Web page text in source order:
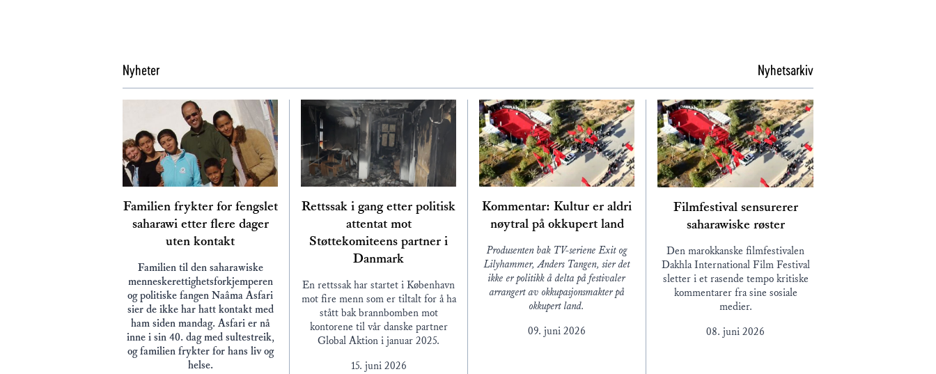
Nyheter Nyhetsarkiv
Familien frykter for fengslet
saharawi etter flere dager
uten kontakt
Familien til den saharawiske
menneskerettighetsforkjemperen
og politiske fangen Naâma Asfari
sier de ikke har hatt kontakt med
ham siden mandag. Asfari er nå
inne i sin 40. dag med sultestreik,
og familien frykter for hans liv og
helse.
Rettssak i gang etter politisk
attentat mot
Støttekomiteens partner i
Danmark
En rettssak har startet i København
mot fire menn som er tiltalt for å ha
stått bak brannbomben mot
kontorene til vår danske partner
Global Aktion i januar 2025.
15. juni 2026
Kommentar: Kultur er aldri
nøytral på okkupert land
Produsenten bak TV-seriene Exit og
Lilyhammer, Anders Tangen, sier det
ikke er politikk å delta på festivaler
arrangert av okkupasjonsmakter på
okkupert land.
09. juni 2026
Filmfestival sensurerer
saharawiske røster
Den marokkanske filmfestivalen
Dakhla International Film Festival
sletter i et rasende tempo kritiske
kommentarer fra sine sosiale
medier.
08. juni 2026